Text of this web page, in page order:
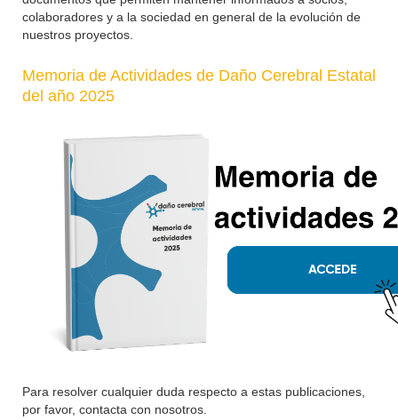
colaboradores y a la sociedad en general de la evolución de
nuestros proyectos.
Memoria de Actividades de Daño Cerebral Estatal
del año 2025
Para resolver cualquier duda respecto a estas publicaciones,
por favor, contacta con nosotros.